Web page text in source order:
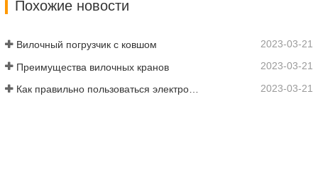
производительностью на новом уровне.
Похожие новости
Вилочный погрузчик с ковшом 2023-03-21
Преимущества вилочных кранов 2023-03-21
2023-03-21